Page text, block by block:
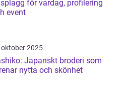
för vardag, profilering
event
2025
Japanskt broderi som
nytta och skönhet